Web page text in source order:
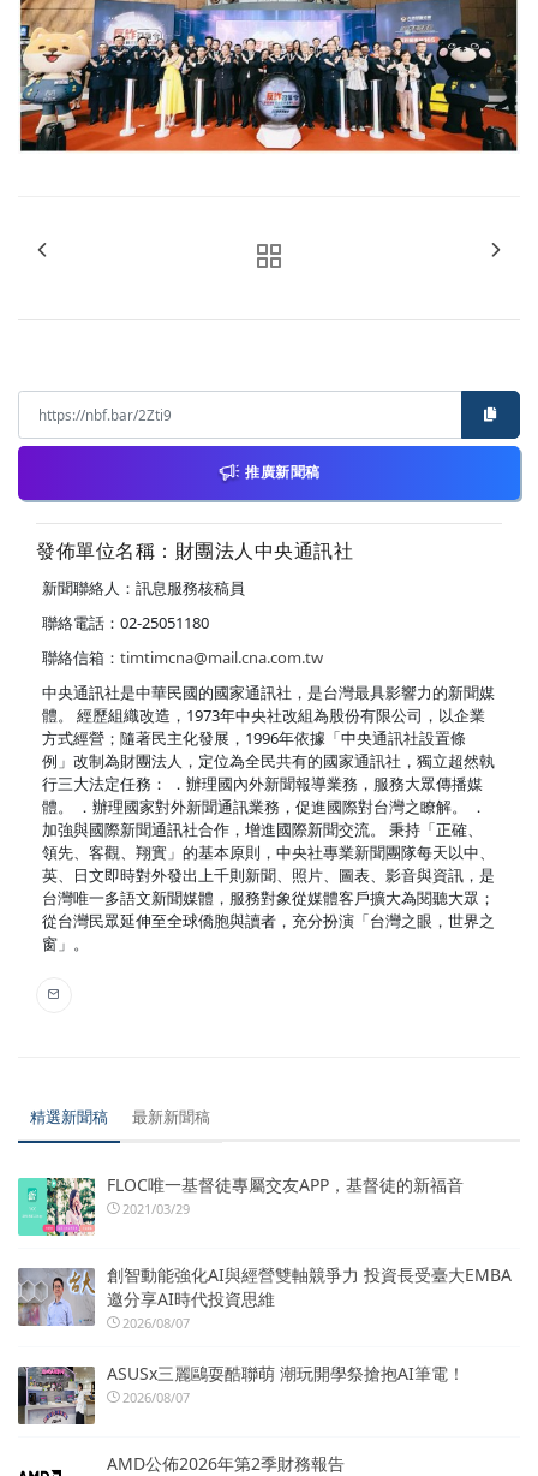
推廣新聞稿
發佈單位名稱：財團法人中央通訊社
新聞聯絡人：訊息服務核稿員
聯絡電話：02-25051180
聯絡信箱： timtimcna@mail.cna.com.tw
中央通訊社是中華民國的國家通訊社，是台灣最具影響力的新聞媒
體。 經歷組織改造，1973年中央社改組為股份有限公司，以企業
方式經營；隨著民主化發展，1996年依據「中央通訊社設置條
例」改制為財團法人，定位為全民共有的國家通訊社，獨立超然執
行三大法定任務： ．辦理國內外新聞報導業務，服務大眾傳播媒
體。 ．辦理國家對外新聞通訊業務，促進國際對台灣之瞭解。 ．
加強與國際新聞通訊社合作，增進國際新聞交流。 秉持「正確、
領先、客觀、翔實」的基本原則，中央社專業新聞團隊每天以中、
英、日文即時對外發出上千則新聞、照片、圖表、影音與資訊，是
台灣唯一多語文新聞媒體，服務對象從媒體客戶擴大為閱聽大眾；
從台灣民眾延伸至全球僑胞與讀者，充分扮演「台灣之眼，世界之
窗」。
精選新聞稿 最新新聞稿
FLOC唯一基督徒專屬交友APP，基督徒的新福音
2021/03/29
創智動能強化AI與經營雙軸競爭力 投資長受臺大EMBA
邀分享AI時代投資思維
2026/08/07
ASUSx三麗鷗耍酷聯萌 潮玩開學祭搶抱AI筆電！
2026/08/07
AMD公佈2026年第2季財務報告